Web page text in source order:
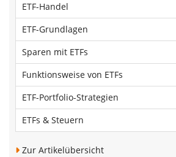
ETF-Handel
ETF-Grundlagen
Sparen mit ETFs
Funktionsweise von ETFs
ETF-Portfolio-Strategien
ETFs & Steuern
Zur Artikelübersicht